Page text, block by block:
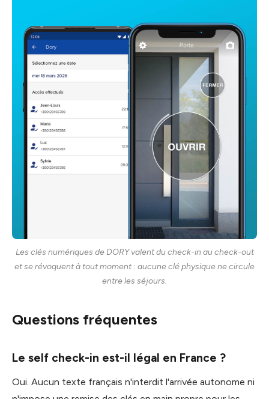
Les clés numériques de DORY valent du check-in au check-out
et se révoquent à tout moment : aucune clé physique ne circule
entre les séjours.
Questions fréquentes
Le self check-in est-il légal en France ?
Oui. Aucun texte français n'interdit l'arrivée autonome ni